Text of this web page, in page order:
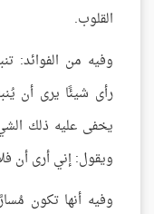
القلوب.
وفيه من الفوائد:
رأى شيئًا يرى أن
يخفى عليه ذلك
ويقول: إني أرى أن
وفيه أنها تكون